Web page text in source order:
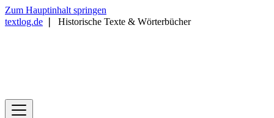
Zum Hauptinhalt springen
textlog.de
Historische Texte & Wörterbücher